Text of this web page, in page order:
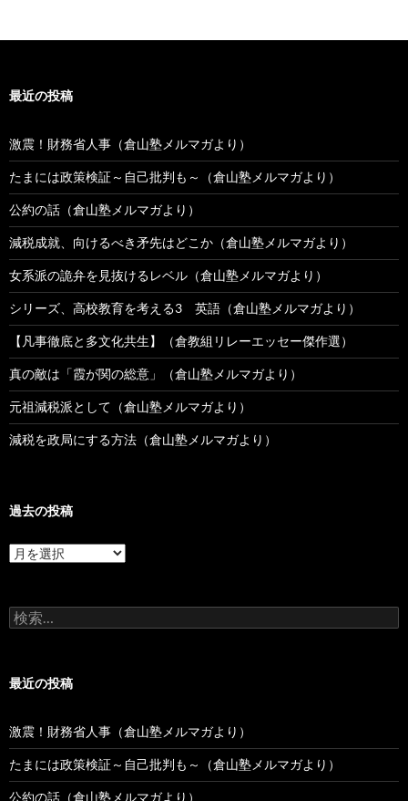
最近の投稿
激震！財務省人事（倉山塾メルマガより）
たまには政策検証～自己批判も～（倉山塾メルマガより）
公約の話（倉山塾メルマガより）
減税成就、向けるべき矛先はどこか（倉山塾メルマガより）
女系派の詭弁を見抜けるレベル（倉山塾メルマガより）
シリーズ、高校教育を考える3 英語（倉山塾メルマガより）
【凡事徹底と多文化共生】（倉教組リレーエッセー傑作選）
真の敵は「霞が関の総意」（倉山塾メルマガより）
元祖減税派として（倉山塾メルマガより）
減税を政局にする方法（倉山塾メルマガより）
過去の投稿
過
去
稿
検
索:
最近の投稿
激震！財務省人事（倉山塾メルマガより）
たまには政策検証～自己批判も～（倉山塾メルマガより）
公約の話（倉山塾メルマガより）